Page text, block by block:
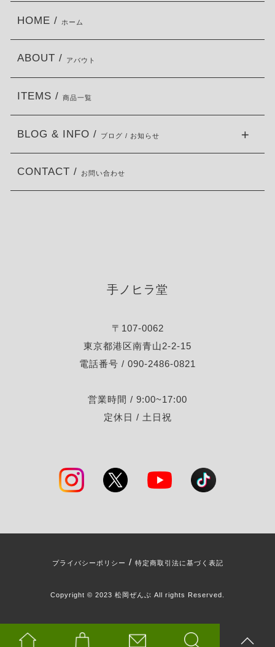
手ノヒラ堂
〒107-0062
東京都港区南青山2-2-15
電話番号 / 090-2486-0821
営業時間 / 9:00~17:00
定休日 / 土日祝
HOME / ホーム
ABOUT / アバウト
ITEMS / 商品一覧
BLOG & INFO / ブログ / お知らせ
CONTACT / お問い合わせ
プライバシーポリシー / 特定商取引法に基づく表記
Copyright © 2023 松岡ぜんぶ All rights Reserved.